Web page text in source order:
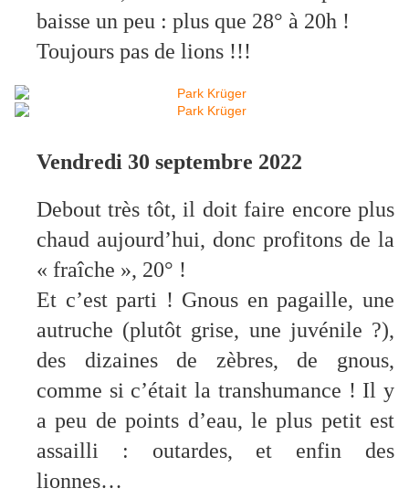
baisse un peu : plus que 28° à 20h !
Toujours pas de lions !!!
Vendredi 30 septembre 2022
Debout très tôt, il doit faire encore plus
chaud aujourd’hui, donc profitons de la
« fraîche », 20° !
Et c’est parti ! Gnous en pagaille, une
autruche (plutôt grise, une juvénile ?),
des dizaines de zèbres, de gnous,
comme si c’était la transhumance ! Il y
a peu de points d’eau, le plus petit est
assailli : outardes, et enfin des
lionnes…